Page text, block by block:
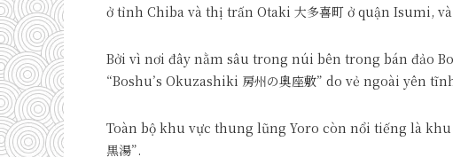
ở tỉnh Chiba và thị trấn Otaki 大多喜町 ở quận Isumi,
Bởi vì nơi đây nằm sâu trong núi bên trong bán đảo
“Boshu’s Okuzashiki 房州の奥座敷” do vẻ ngoài yên
Toàn bộ khu vực thung lũng Yoro còn nổi tiếng là
黒湯”.